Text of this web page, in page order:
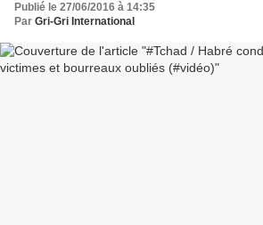
Publié le 27/06/2016 à 14:35
Par Gri-Gri International